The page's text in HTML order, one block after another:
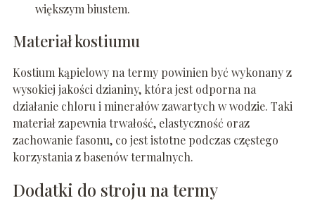
większym biustem.
Materiał kostiumu
Kostium kąpielowy na termy powinien być wykonany z
wysokiej jakości dzianiny, która jest odporna na
działanie chloru i minerałów zawartych w wodzie. Taki
materiał zapewnia trwałość, elastyczność oraz
zachowanie fasonu, co jest istotne podczas częstego
korzystania z basenów termalnych.
Dodatki do stroju na termy